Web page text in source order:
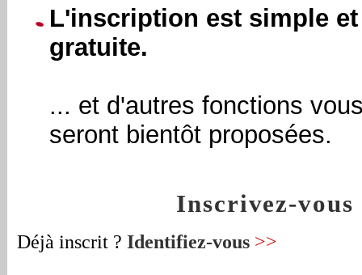
L'inscription est simple et
gratuite.
... et d'autres fonctions
seront bientôt proposées.
Inscrivez-vous
Déjà inscrit ? Identifiez-vous >>